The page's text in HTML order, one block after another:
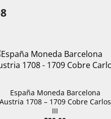
España Moneda Barcelona
Austria 1708 – 1709 Cobre Carlos
III